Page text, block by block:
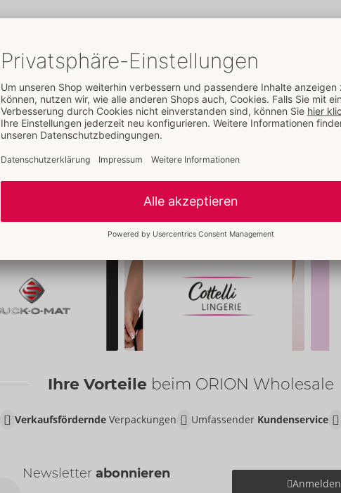
ORIONMarken
Ihre Vorteile beim ORION Wholesale
VerkaufsförderndeVerpackungen Umfassender Kundenservice
Newsletter abonnieren
Anmelden